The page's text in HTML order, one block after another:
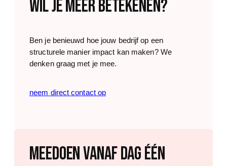
e
R
e
q
o
u
m
m
WIL JE MEER BETEKENEN?
Ben je benieuwd hoe jouw bedrijf op een
structurele manier impact kan maken? We
denken graag met je mee.
neem direct contact op
MEEDOEN VANAF DAG ÉéN